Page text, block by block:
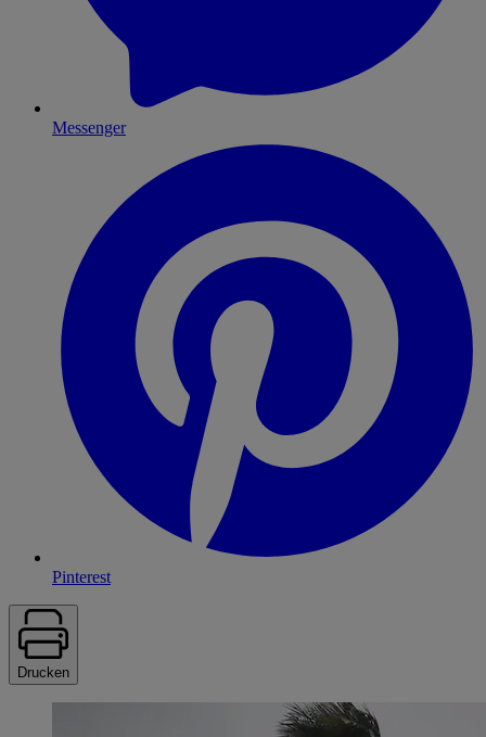
Messenger
Pinterest
Drucken